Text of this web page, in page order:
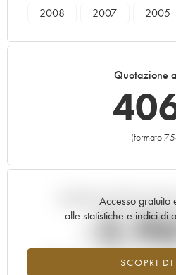
2008
2007 2005
Quotazione
(formato
Accesso gratuito
alle statistiche e indici di
SCOPRI DI
Andamento della
-
Tendenza al ribasso per il valore